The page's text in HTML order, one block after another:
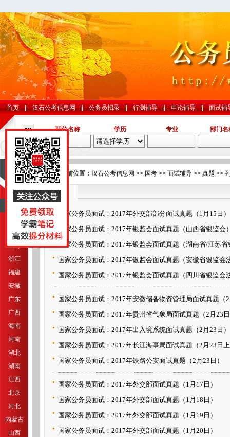
首页 汉石公考信息网 公务员招录 行测辅导 申论辅导 面试辅
职位名称 学历 专业 部门名
导航
江苏
上海
浙江
福建
安徽
广东
广西
海南
河南
湖北
湖南
江西
北京
河北
内蒙古
山西
您的当前位置： 汉石公考信息网 >> 国考 >> 面试辅导 >> 真题 >>
真题
国家公务员面试：2017年外交部部分面试真题（1月15日）
国家公务员面试：2017年银监会面试真题（山西省银监会
国家公务员面试：2017年银监会面试真题（湖南省/江苏省
国家公务员面试：2017年银监会面试真题（安徽省银监会
国家公务员面试：2017年银监会面试真题（四川省银监会
国家公务员面试：2017年安徽储备物资管理局面试真题（
国家公务员面试：2017年贵州省气象局面试真题（2月23
国家公务员面试：2017年出入境系统面试真题（2月23日）
国家公务员面试：2017年长江海事局面试真题（2月23日
国家公务员面试：2017年铁路公安面试真题（2月23日）
国家公务员面试：2017年外交部面试真题（1月17日）
国家公务员面试：2017年外交部面试真题（1月18日）
国家公务员面试：2017年外交部面试真题（1月19日）
国家公务员面试：2017年外交部面试真题（1月20日）